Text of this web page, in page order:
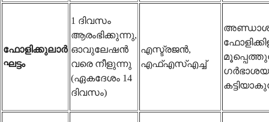
ഫോളിക്കുലാർ
ഘട്ടം
1 ദിവസം
ആരംഭിക്കുന്നു,
ഓവുലേഷൻ
വരെ നീളുന്നു
(ഏകദേശം 14
ദിവസം)
എസ്ട്രജൻ,
എഫ്എസ്എച്ച്
ഗർഭാശയ